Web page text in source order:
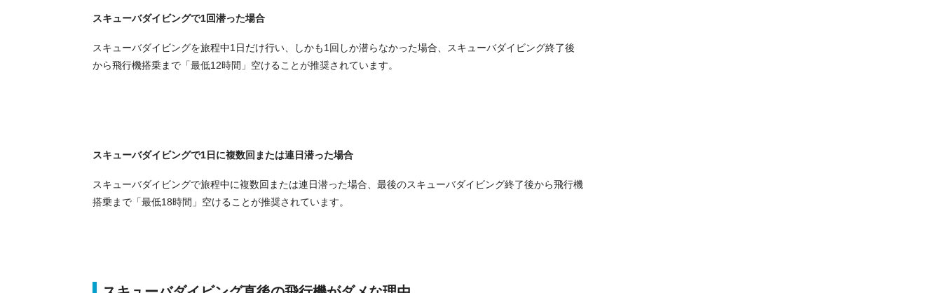
スキューバダイビングで1回潜った場合
スキューバダイビングを旅程中1日だけ行い、しかも1回しか潜らなかった場合、スキューバダイビング終了後
から飛行機搭乗まで「最低12時間」空けることが推奨されています。
スキューバダイビングで1日に複数回または連日潜った場合
スキューバダイビングで旅程中に複数回または連日潜った場合、最後のスキューバダイビング終了後から飛行機
搭乗まで「最低18時間」空けることが推奨されています。